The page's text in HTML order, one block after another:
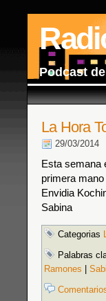
Podcast
La Hora
29/03/2014
Esta semana
primera
Envidia
Sabina
Categorias
Palabras
Ramones